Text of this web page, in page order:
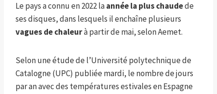
Le pays a connu en 2022 laannée la plus chaudede
ses disques, dans lesquels il enchaîne plusieurs
vagues de chaleurà partir de mai, selon Aemet.
Selon une étude de l’Université polytechnique de
Catalogne (UPC) publiée mardi, le nombre de jours
par an avec des températures estivales en Espagne